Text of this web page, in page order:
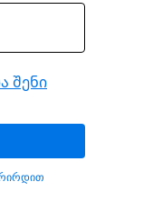
შენი